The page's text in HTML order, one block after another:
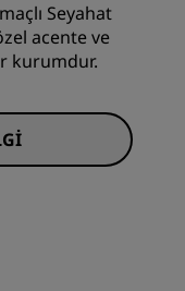
Seyahat
acente ve
kurumdur.